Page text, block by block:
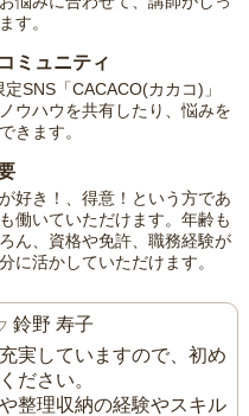
す。
ミュニティ
SNS「CACACO(カカコ)」
ウハウを共有したり、悩みを
きます。
好き！、得意！という方であ
働いていただけます。年齢も
ん、資格や免許、職務経験が
に活かしていただけます。
鈴野 寿子
実していますので、初め
ださい。
整理収納の経験やスキル